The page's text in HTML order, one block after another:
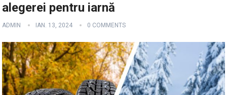
alegerei pentru iarnă
ADMIN IAN. 13, 2024 0 COMMENTS